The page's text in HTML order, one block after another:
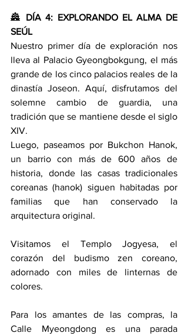
🏯 DÍA 4: EXPLORANDO EL ALMA DE
SEÚL
Nuestro primer día de exploración nos
lleva al Palacio Gyeongbokgung, el más
grande de los cinco palacios reales de la
dinastía Joseon. Aquí, disfrutamos del
solemne cambio de guardia, una
tradición que se mantiene desde el siglo
XIV.
Luego, paseamos por Bukchon Hanok,
un barrio con más de 600 años de
historia, donde las casas tradicionales
coreanas (hanok) siguen habitadas por
familias que han conservado la
arquitectura original.
Visitamos el Templo Jogyesa, el
corazón del budismo zen coreano,
adornado con miles de linternas de
colores.
Para los amantes de las compras, la
Calle Myeongdong es una parada